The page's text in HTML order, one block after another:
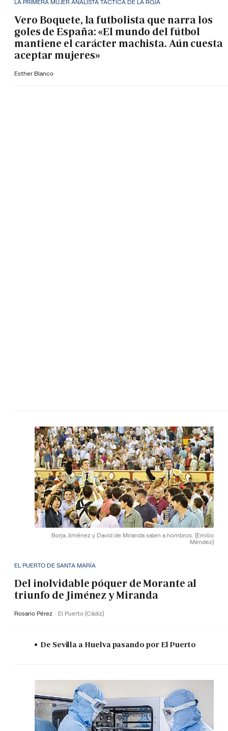
LA PRIMERA MUJER ANALISTA TÁCTICA DE LA ROJA
Vero Boquete, la futbolista que narra los
goles de España: «El mundo del fútbol
mantiene el carácter machista. Aún cuesta
aceptar mujeres»
Esther Blanco
Borja Jiménez y David de Miranda salen a hombros. (Emilio
Méndez)
EL PUERTO DE SANTA MARÍA
Del inolvidable póquer de Morante al
triunfo de Jiménez y Miranda
Rosario Pérez El Puerto (Cádiz)
De Sevilla a Huelva pasando por El Puerto